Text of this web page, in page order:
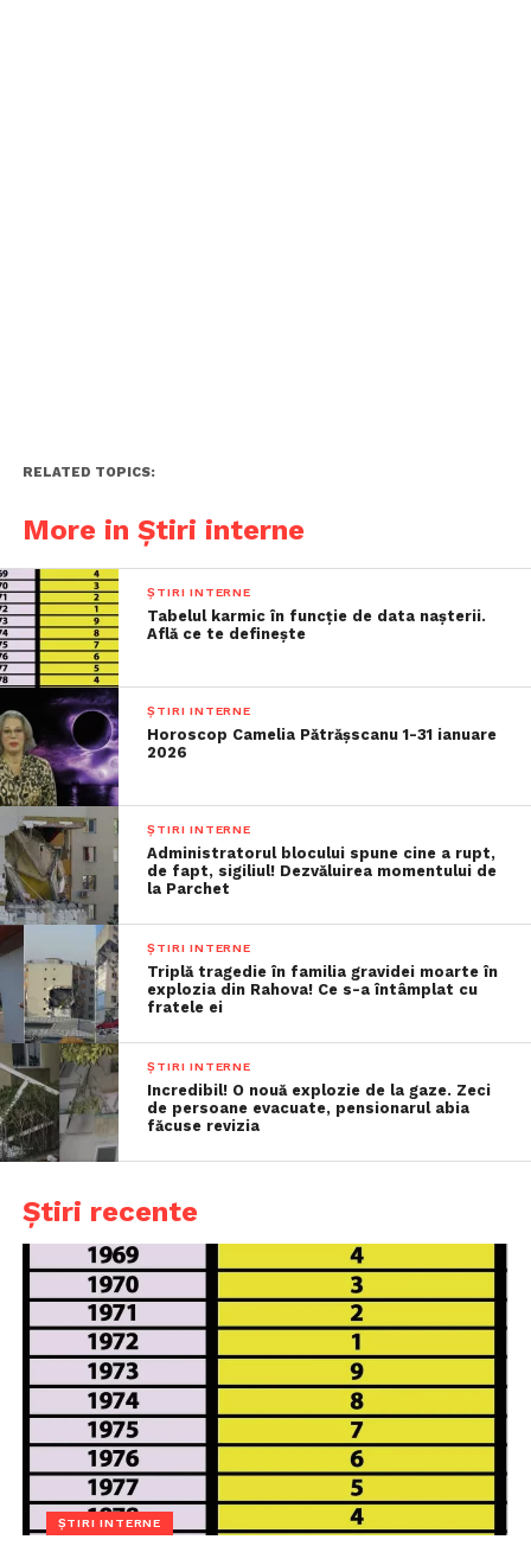
RELATED TOPICS:
More in Știri interne
ȘTIRI INTERNE
Tabelul karmic în funcție de data nașterii.
Află ce te definește
ȘTIRI INTERNE
Horoscop Camelia Pătrășscanu 1-31 ianuare
2026
ȘTIRI INTERNE
Administratorul blocului spune cine a rupt,
de fapt, sigiliul! Dezvăluirea momentului de
la Parchet
ȘTIRI INTERNE
Triplă tragedie în familia gravidei moarte în
explozia din Rahova! Ce s-a întâmplat cu
fratele ei
ȘTIRI INTERNE
Incredibil! O nouă explozie de la gaze. Zeci
de persoane evacuate, pensionarul abia
făcuse revizia
Știri recente
ȘTIRI INTERNE